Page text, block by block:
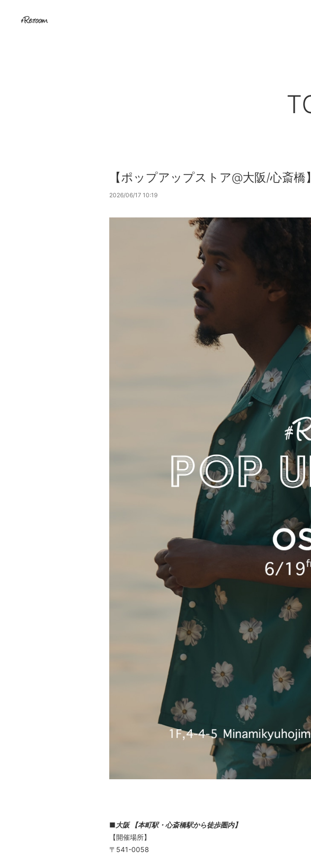
【ポップアップストア@大阪/心斎
2026/06/17 10:19
■大阪 【本町駅・心斎橋駅から徒歩圏内】
【開催場所】
〒541-0058